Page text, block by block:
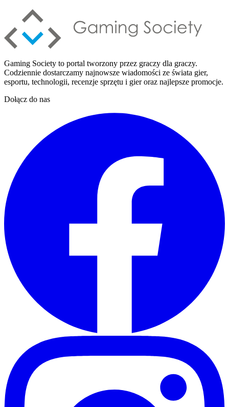
Gaming Society to portal tworzony przez graczy dla graczy.
Codziennie dostarczamy najnowsze wiadomości ze świata gier,
esportu, technologii, recenzje sprzętu i gier oraz najlepsze promocje.
Dołącz do nas